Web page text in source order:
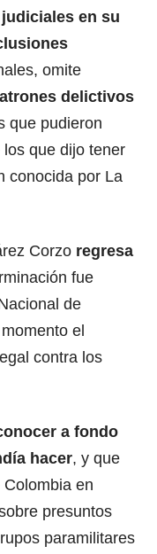
en su
omite
delictivos
que pudieron
que dijo tener
conocida por La
Corzo regresa
fue
de
el
contra los
a fondo
hacer, y que
en
presuntos
paramilitares